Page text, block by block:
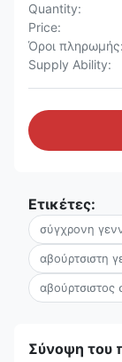
Quantity:
Price:
Όροι πληρωμής:
Supply Ability:
Ετικέτες:
σύγχρονη
αβούρτσιστη
Σύνοψη του